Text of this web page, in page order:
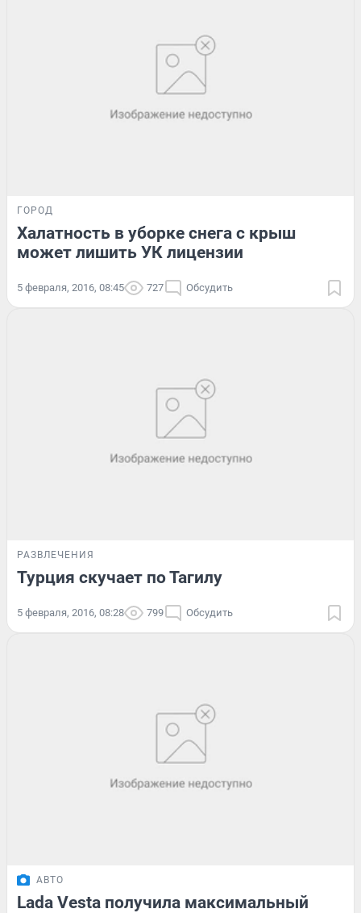
ГОРОД
Халатность в уборке снега с крыш
может лишить УК лицензии
5 февраля, 2016, 08:45 727 Обсудить
РАЗВЛЕЧЕНИЯ
Турция скучает по Тагилу
5 февраля, 2016, 08:28 799 Обсудить
АВТО
Lada Vesta получила максимальный